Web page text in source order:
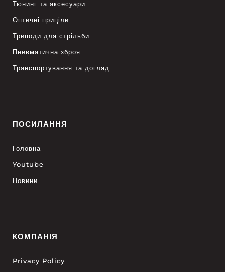
Тюнинг та аксесуари
Оптичні приціли
Триподи для стрільби
Пневматична зброя
Транспортування та догляд
ПОСИЛАННЯ
Головна
Youtube
Новини
КОМПАНІЯ
Privacy Policy